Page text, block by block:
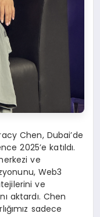
Chen, Dubai’de
2025’e katıldı.
ve
Web3
ve
aktardı. Chen
sadece